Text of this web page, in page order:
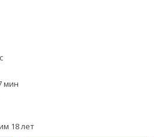
мин
18 лет